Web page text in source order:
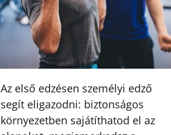
Az első edzésen személyi edző
segít eligazodni: biztonságos
környezetben sajátíthatod el az